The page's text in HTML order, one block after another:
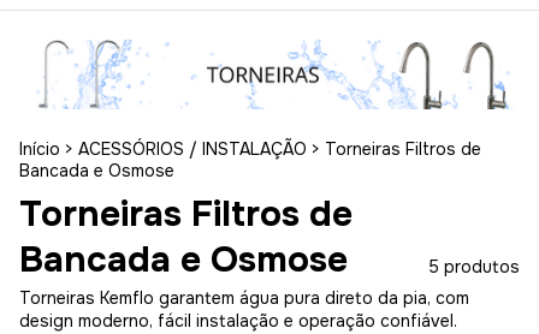
Início > ACESSÓRIOS / INSTALAÇÃO > Torneiras Filtros de
Bancada e Osmose
Torneiras Filtros de
Bancada e Osmose
5 produtos
Torneiras Kemflo garantem água pura direto da pia, com
design moderno, fácil instalação e operação confiável.